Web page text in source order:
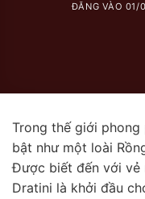
ĐĂNG VÀO 01/
Trong thế giới phong
bật như một loài
Được biết đến với vẻ
Dratini là khởi đầu